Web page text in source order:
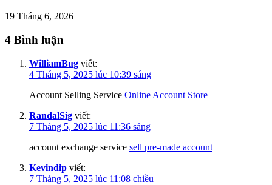
19 Tháng 6, 2026
4 Bình luận
WilliamBug viết:
4 Tháng 5, 2025 lúc 10:39 sáng
Account Selling Service Online Account Store
RandalSig viết:
7 Tháng 5, 2025 lúc 11:36 sáng
account exchange service sell pre-made account
Kevindip viết:
7 Tháng 5, 2025 lúc 11:08 chiều